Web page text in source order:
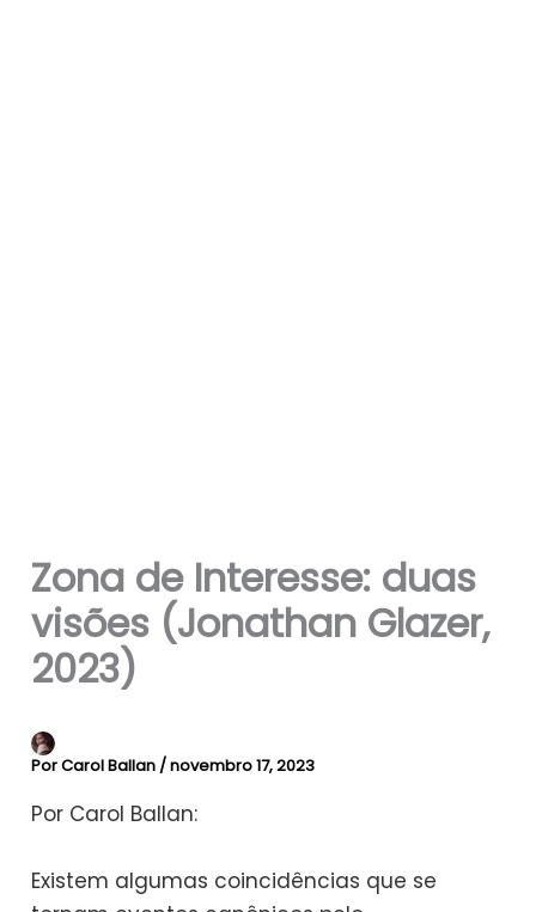
Zona de Interesse: duas
visões (Jonathan Glazer,
2023)
PorCarol Ballan /novembro 17, 2023
Por Carol Ballan:
Existem algumas coincidências que se